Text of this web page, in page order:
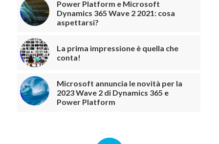
Power Platform e Microsoft
Dynamics 365 Wave 2 2021: cosa
aspettarsi?
La prima impressione è quella che
conta!
Microsoft annuncia le novità per la
2023 Wave 2 di Dynamics 365 e
Power Platform